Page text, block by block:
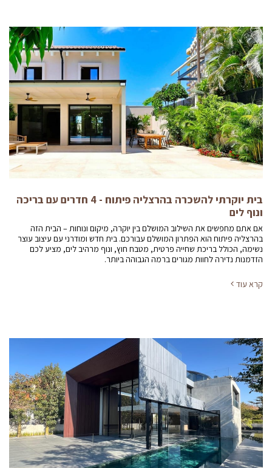
בית יוקרתי להשכרה בהרצליה פיתוח - 4 חדרים עם בריכה
ונוף לים
אם אתם מחפשים את השילוב המושלם בין יוקרה, מיקום ונוחות – הבית הזה
בהרצליה פיתוח הוא הפתרון המושלם עבורכם. בית חדש ומודרני עם עיצוב עוצר
נשימה, הכולל בריכת שחייה פרטית, מטבח חוץ, ונוף מרהיב לים, מציע לכם
הזדמנות נדירה לחוות מגורים ברמה הגבוהה ביותר.
קרא עוד